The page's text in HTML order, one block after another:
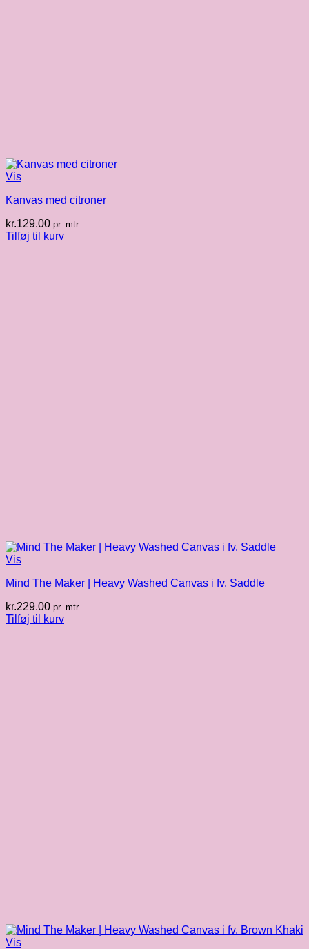
Vis
Kanvas med citroner
kr.129.00 pr. mtr
Tilføj til kurv
Vis
Mind The Maker | Heavy Washed Canvas i fv. Saddle
kr.229.00 pr. mtr
Tilføj til kurv
Vis